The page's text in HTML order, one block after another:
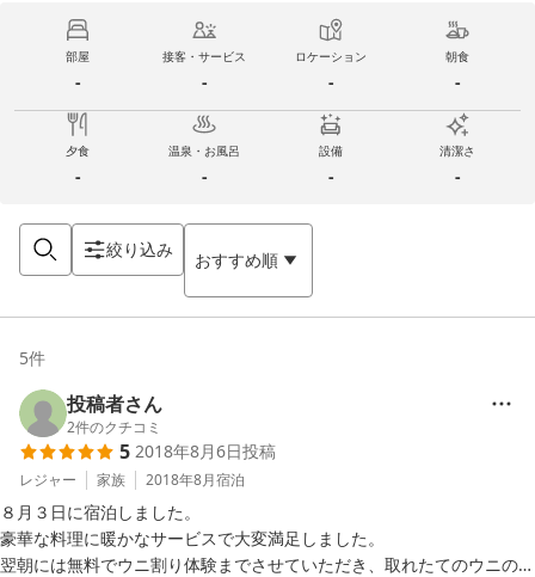
部屋
-
接客・サービス
-
ロケーション
-
朝食
-
夕食
-
温泉・お風呂
-
設備
-
清潔さ
-
絞り込み おすすめ順
5件
投稿者さん
2件のクチコミ
5 2018年8月6日投稿
レジャー 家族 2018年8月宿泊
８月３日に宿泊しました。
豪華な料理に暖かなサービスで大変満足しました。
翌朝には無料でウニ割り体験までさせていただき、取れたてのウニの美